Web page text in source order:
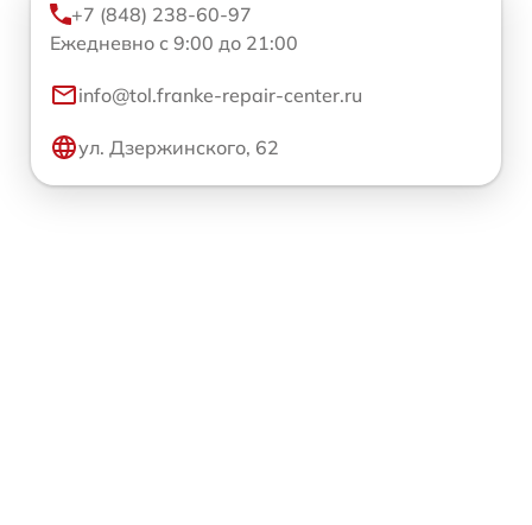
+7 (848) 238-60-97
Ежедневно с 9:00 до 21:00
info@tol.franke-repair-center.ru
ул. Дзержинского, 62